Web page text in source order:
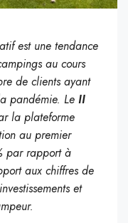
est une tendance
au cours
de clients ayant
pandémie. Le II
la plateforme
au premier
par rapport à
aux chiffres de
et